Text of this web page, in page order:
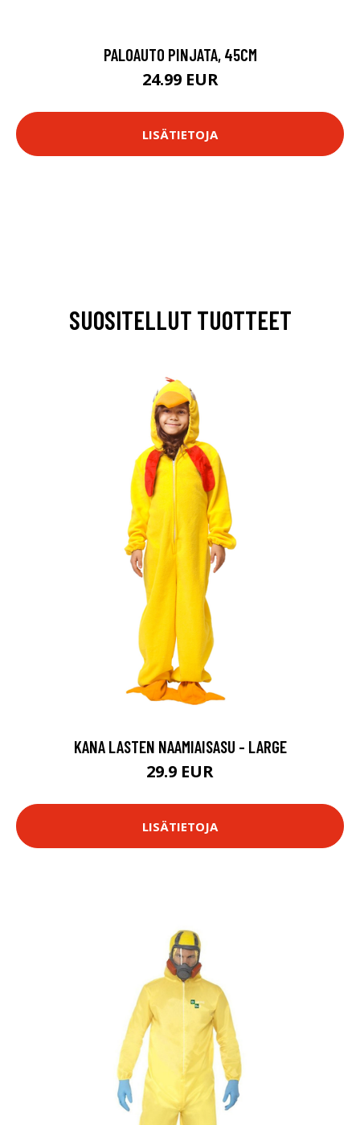
PALOAUTO PINJATA, 45CM
24.99 EUR
LISÄTIETOJA
SUOSITELLUT TUOTTEET
KANA LASTEN NAAMIAISASU - LARGE
29.9 EUR
LISÄTIETOJA